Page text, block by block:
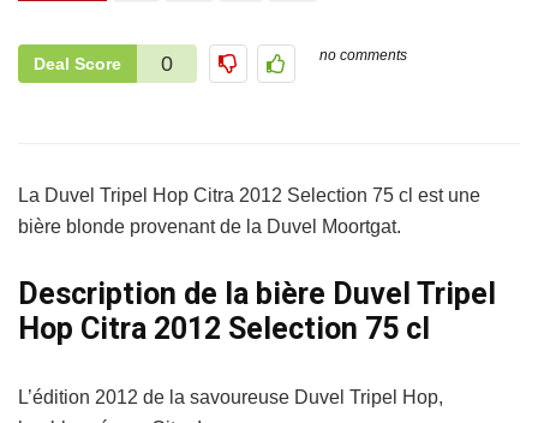
Deal Score 0 no comments
La Duvel Tripel Hop Citra 2012 Selection 75 cl est une
bière blonde provenant de la Duvel Moortgat.
Description de la bière Duvel Tripel
Hop Citra 2012 Selection 75 cl
L’édition 2012 de la savoureuse Duvel Tripel Hop,